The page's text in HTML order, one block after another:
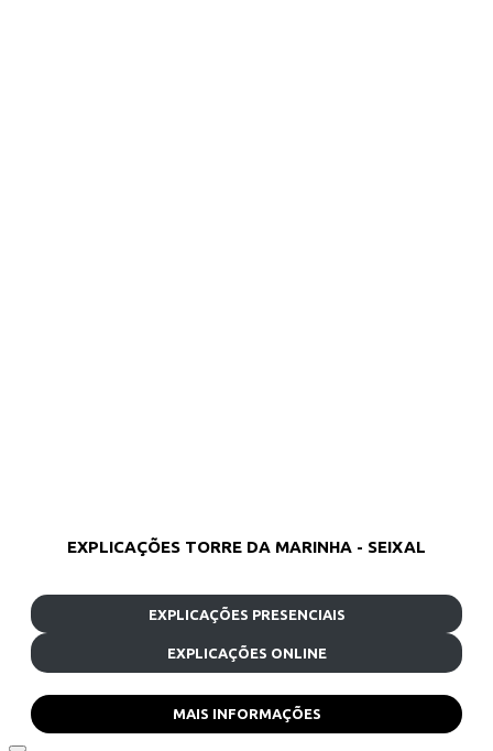
EXPLICAÇÕES TORRE DA MARINHA - SEIXAL
EXPLICAÇÕES PRESENCIAIS
EXPLICAÇÕES ONLINE
MAIS INFORMAÇÕES